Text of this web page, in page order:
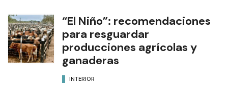
“El Niño”: recomendaciones
para resguardar
producciones agrícolas y
ganaderas
INTERIOR